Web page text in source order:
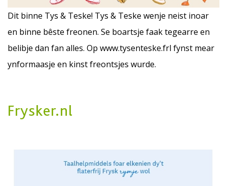
Dit binne Tys & Teske! Tys & Teske wenje neist inoar
en binne bêste freonen. Se boartsje faak tegearre en
belibje dan fan alles. Op www.tysenteske.frl fynst mear
ynformaasje en kinst freontsjes wurde.
Frysker.nl